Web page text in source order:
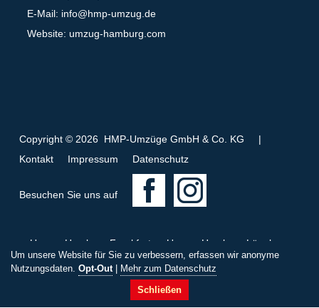
E-Mail: info@hmp-umzug.de
Website: umzug-hamburg.com
Copyright © 2026 HMP-Umzüge GmbH & Co. KG
|
Kontakt
Impressum Datenschutz
Besuchen Sie uns auf
e
b
o
o
t
a
Umzug Hamburg Frankfurt
Umzug Hamburg Lüneburg
Umzug Hamburg-Nord
K
o
i
n
Um unsere Website für Sie zu verbessern, erfassen wir anonyme
Nutzungsdaten. Opt-Out|
Mehr zum Datenschutz
Schließen